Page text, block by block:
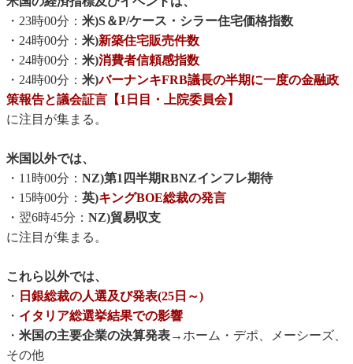
・23時00分： 米)S＆P/ケース・シラー住宅価格指数
・24時00分： 米)新築住宅販売件数
・24時00分： 米)消費者信頼感指数
・24時00分： 米)バーナンキFRB議長の半期に一度の金融政
策報告と議会証言【1日目・上院委員会】
に注目が集まる。
米国以外では、
・11時00分： NZ)第1四半期RBNZインフレ期待
・15時00分： 英)キングBOE総裁の発言
・翌6時45分： NZ)貿易収支
に注目が集まる。
これら以外では、
・ 日銀総裁の人選及び発表(25日～)
・ イタリア総選挙結果での影響
・ 米国の主要企業の決算発表→ホーム・デポ、メーシーズ、
その他